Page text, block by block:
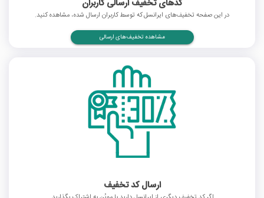
کدهای تخفیف ارسالی کاربران
در این صفحه تخفیف‌های ایرانسل که توسط کاربران ارسال شده، مشاهده کنید.
مشاهده تخفیف‌های ارسالی
ارسال کد تخفیف